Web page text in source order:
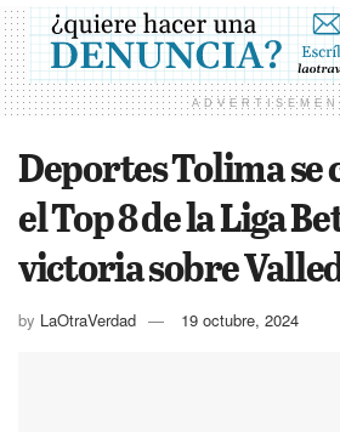
Deportes Tolima se
el Top 8 de la Liga
victoria sobre
by LaOtraVerdad 19 octubre, 2024